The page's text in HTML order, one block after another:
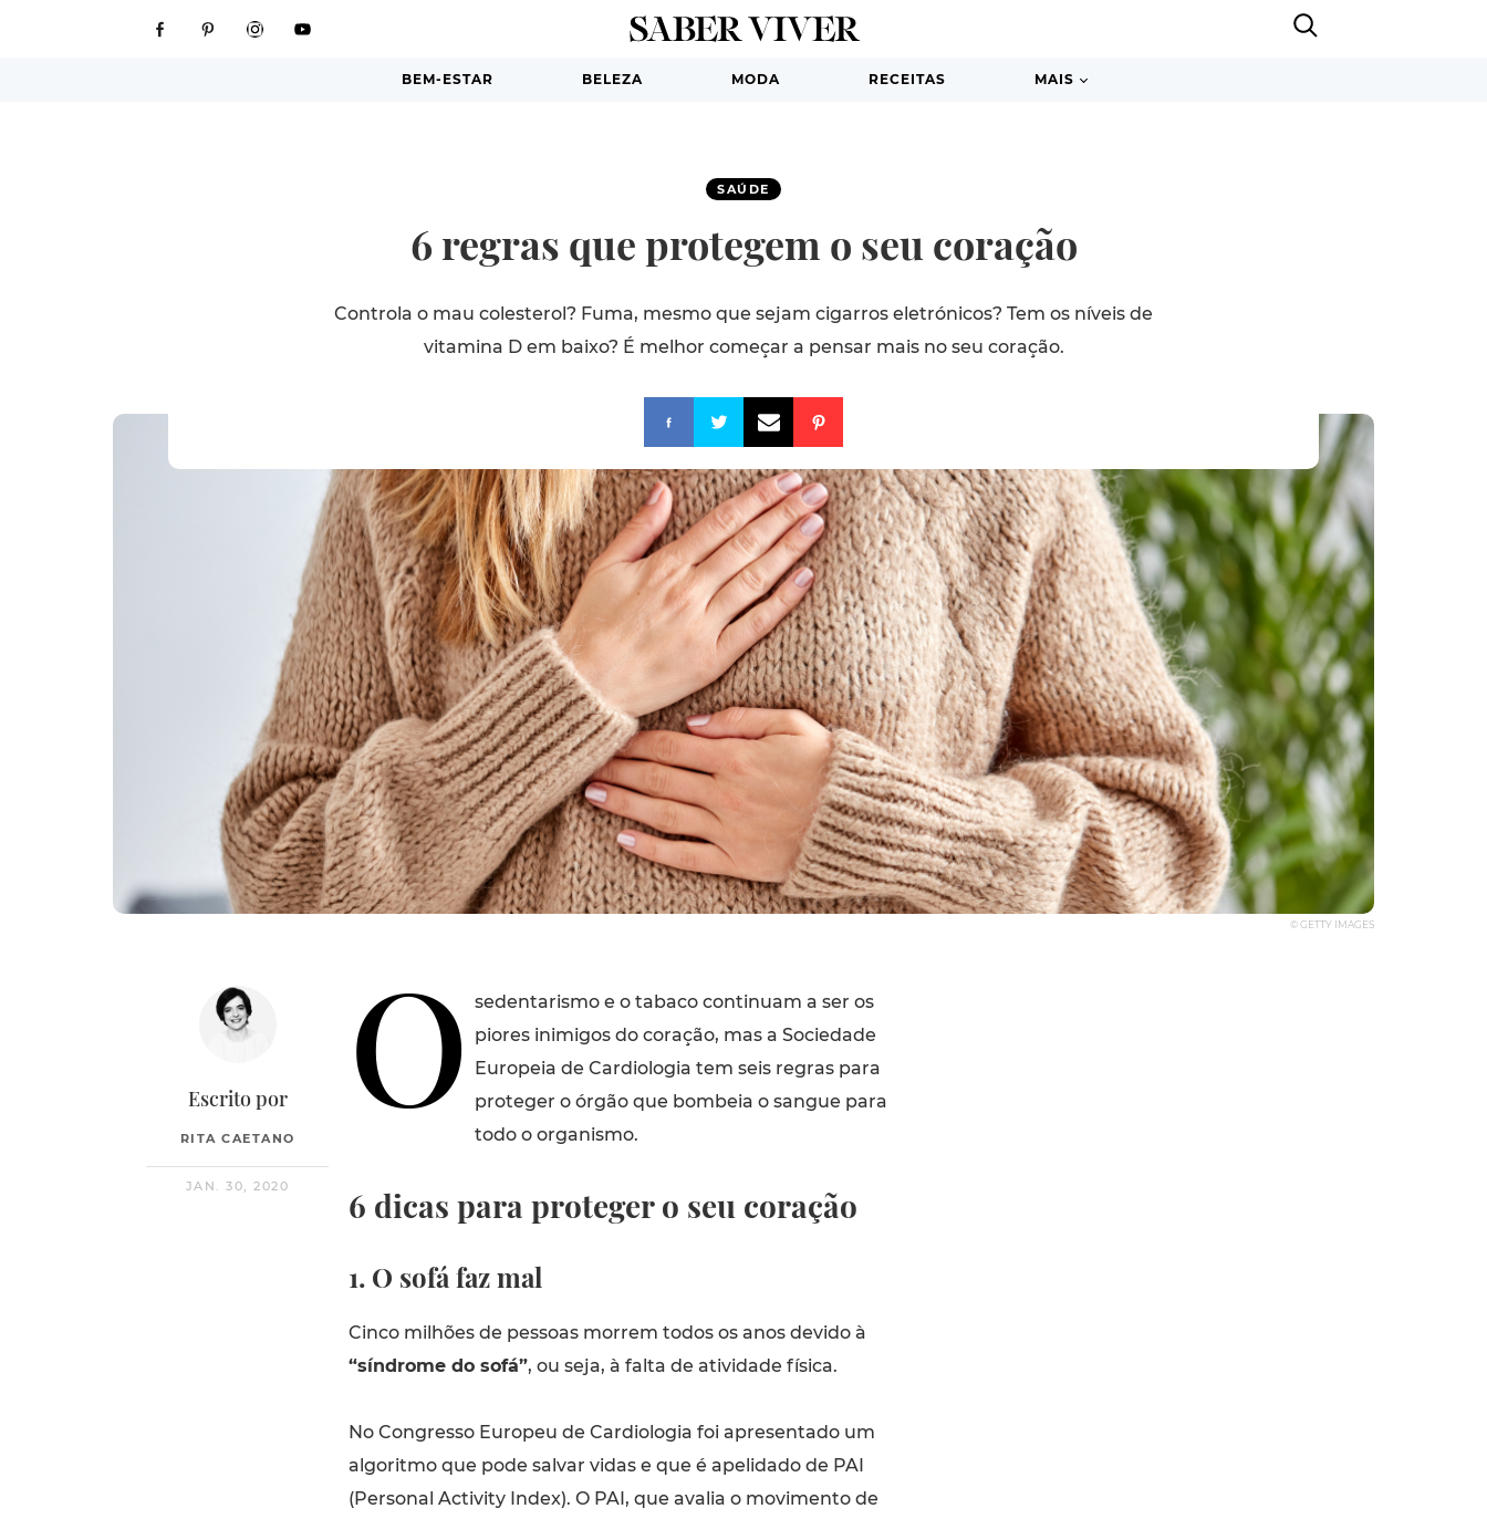
BEM-ESTAR BELEZA MODA RECEITAS MAIS
SAÚDE
6 regras que protegem o seu coração
Controla o mau colesterol? Fuma, mesmo que sejam cigarros eletrónicos? Tem os níveis de
vitamina D em baixo? É melhor começar a pensar mais no seu coração.
© GETTY IMAGES
Escrito por
RITA CAETANO
JAN. 30, 2020
O
sedentarismo e o tabaco continuam a ser os
piores inimigos do coração, mas a Sociedade
Europeia de Cardiologia tem seis regras para
proteger o órgão que bombeia o sangue para
todo o organismo.
6 dicas para proteger o seu coração
1. O sofá faz mal
Cinco milhões de pessoas morrem todos os anos devido à
“síndrome do sofá”, ou seja, à falta de atividade física.
No Congresso Europeu de Cardiologia foi apresentado um
algoritmo que pode salvar vidas e que é apelidado de PAI
(Personal Activity Index). O PAI, que avalia o movimento de